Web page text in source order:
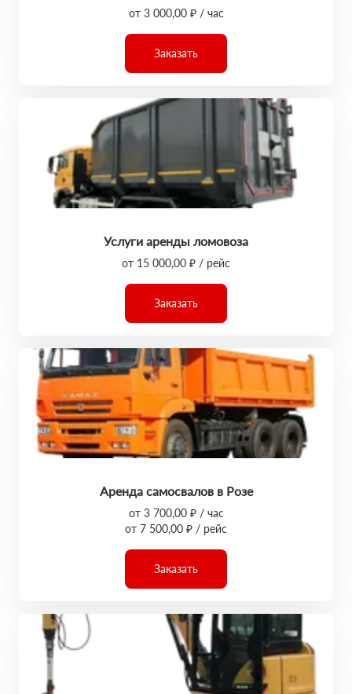
от 3 000,00 ₽ / час
Заказать
Услуги аренды ломовоза
от 15 000,00 ₽ / рейс
Заказать
Аренда самосвалов в Розе
от 3 700,00 ₽ / час
от 7 500,00 ₽ / рейс
Заказать